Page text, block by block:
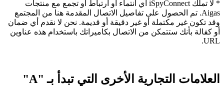
* لا تملك iSpyConnect أي انتماء أو ارتباط أو تجمع مع منتجات
Aigas. تم الحصول على تفاصيل الاتصال المقدمة هنا من المجتمع
وقد تكون غير مكتملة أو غير دقيقة أو قديمة. نحن لا نقدم أي ضمان
أو كفالة بأنك ستتمكن من الاتصال بكاميراتك باستخدام هذه عناوين
URL.
العلامات التجارية الأخرى التي تبدأ بـ "A"